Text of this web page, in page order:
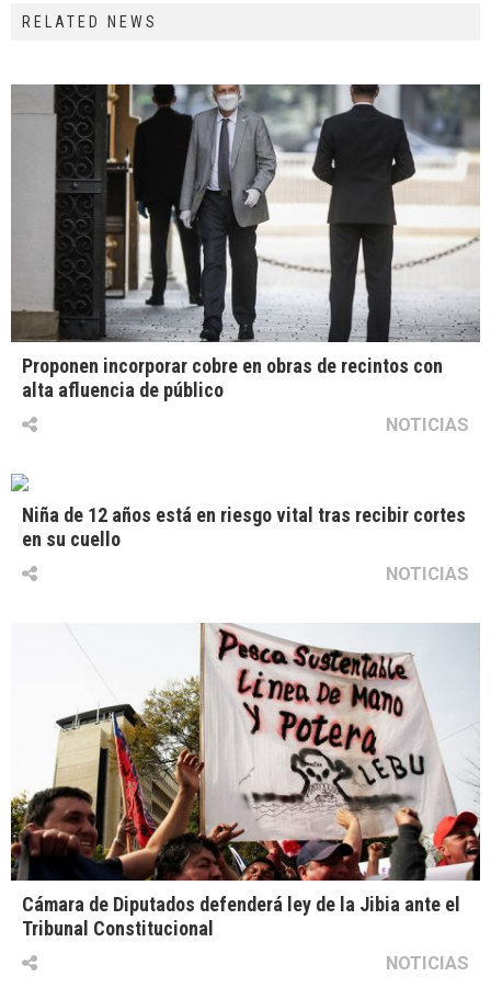
RELATED NEWS
Proponen incorporar cobre en obras de recintos con
alta afluencia de público
NOTICIAS
Niña de 12 años está en riesgo vital tras recibir cortes
en su cuello
NOTICIAS
Cámara de Diputados defenderá ley de la Jibia ante el
Tribunal Constitucional
NOTICIAS